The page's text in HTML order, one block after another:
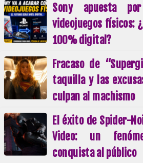
Sony apuesta
videojuegos físicos:
100% digital?
Fracaso de
taquilla y las
culpan al machismo
El éxito de Spider-
Video: un
conquista al público